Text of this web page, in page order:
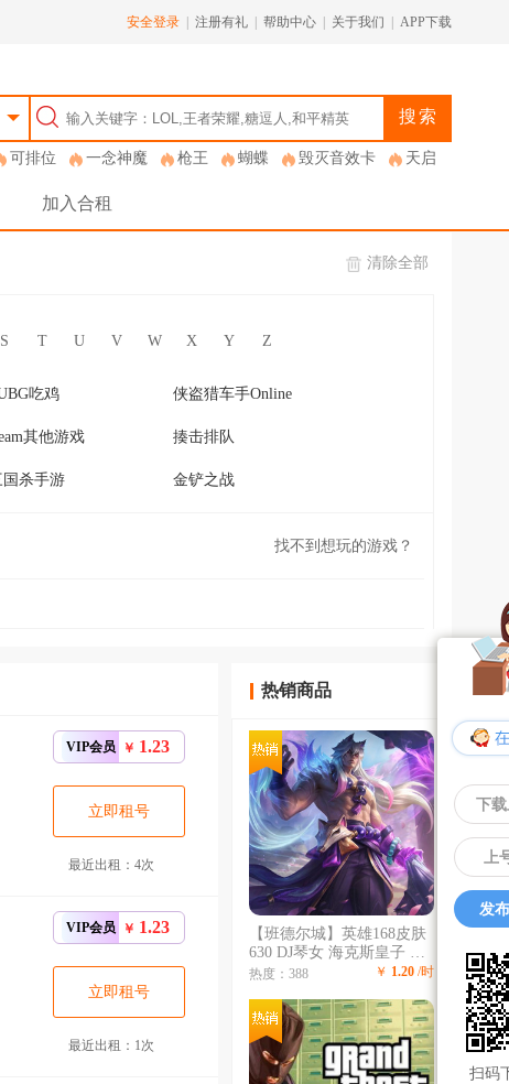
安全登录 注册有礼 帮助中心 关于我们 APP下载
搜索
可排位 一念神魔 枪王 蝴蝶 毁灭音效卡 天启
加入合租
清除全部
S T U V W X Y Z
吃鸡 侠盗猎车手Online
其他游戏 揍击排队
国杀手游 金铲之战
找不到想玩的游戏？
VIP会员 ￥ 1.23
立即租号
最近出租：4次
VIP会员 ￥ 1.23
立即租号
最近出租：1次
热销商品
【班德尔城】英雄168皮肤
630 DJ琴女 海克斯皇子 海
克斯薇恩 海克斯鳄鱼 龙猴
薇恩 FPX李青冠军限定
STK系列 SSW+
热度：388 ￥ 1.20 /时
下
上
发
扫码